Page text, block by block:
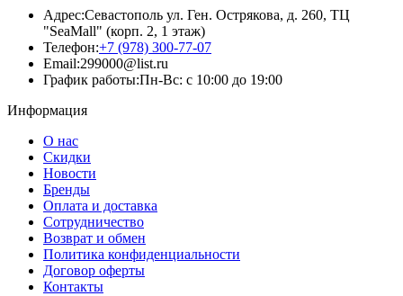
Адрес:Севастополь ул. Ген. Острякова, д. 260, ТЦ
"SeaMall" (корп. 2, 1 этаж)
Телефон:+7 (978) 300-77-07
Email:299000@list.ru
График работы:Пн-Вс: с 10:00 до 19:00
Информация
О нас
Скидки
Новости
Бренды
Оплата и доставка
Сотрудничество
Возврат и обмен
Политика конфиденциальности
Договор оферты
Контакты